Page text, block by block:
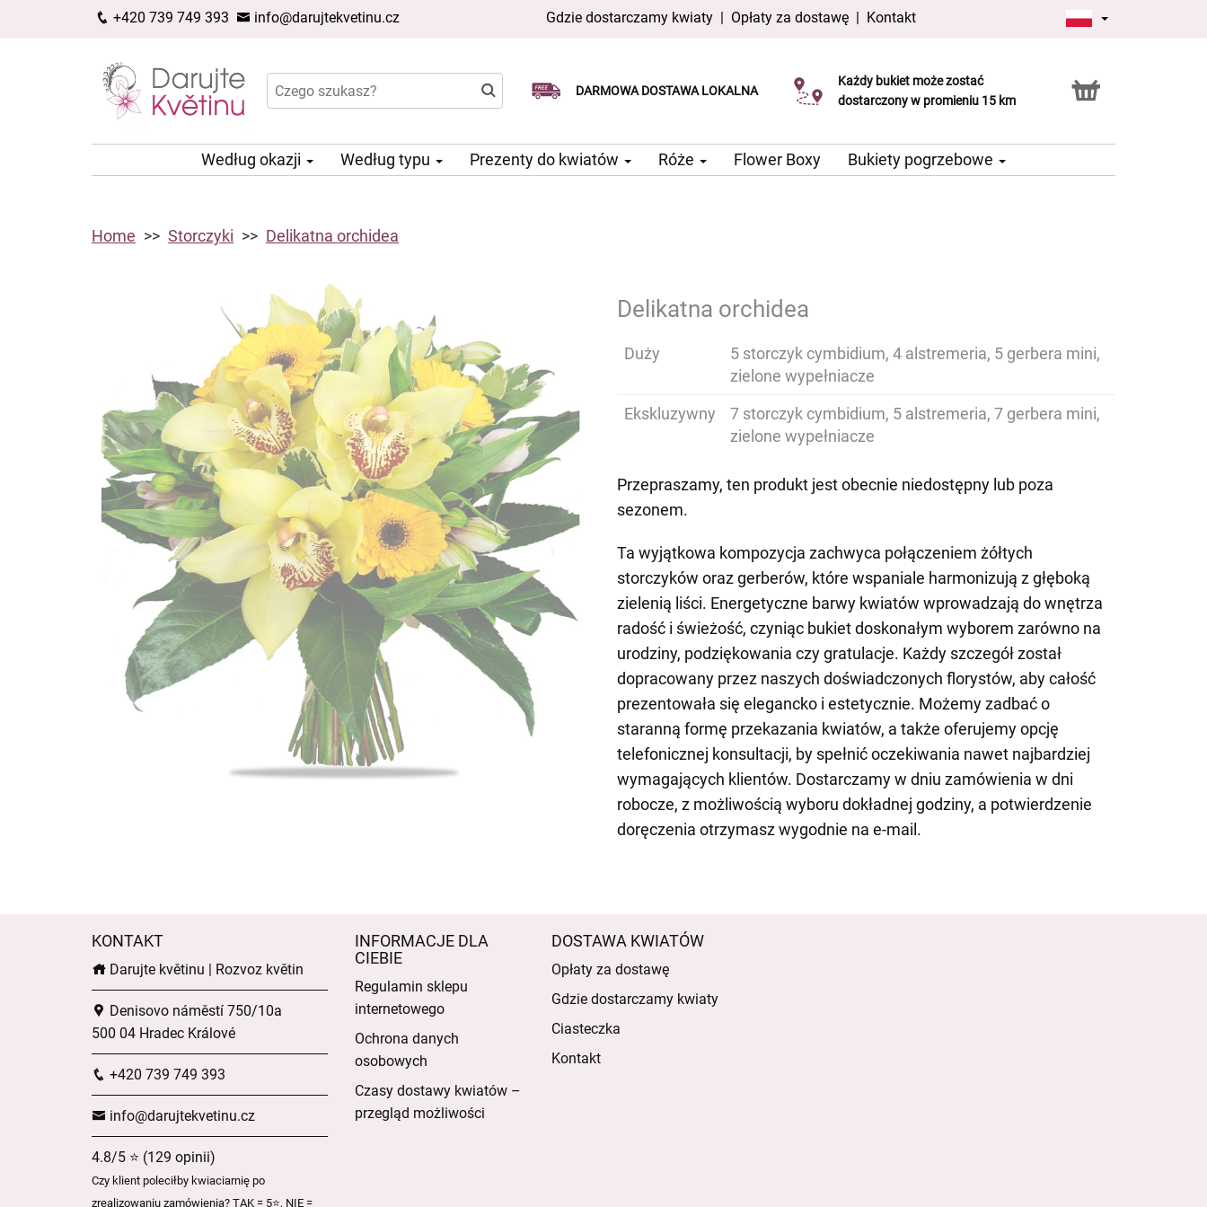
+420 739 749 393 info@darujtekvetinu.cz Gdzie dostarczamy kwiaty | Opłaty za dostawę | Kontakt
DARMOWA DOSTAWA LOKALNA
Dostawa tego samego dnia
Wybierz datę dostawy
Każdy bukiet może zostać
dostarczony w promieniu 15 km
Usługa Click & Collect
Według okazji Według typu Prezenty do kwiatów Róże Flower Boxy Bukiety pogrzebowe
Home Storczyki Delikatna orchidea
Delikatna orchidea
Duży
5 storczyk cymbidium, 4 alstremeria, 5 gerbera mini,
zielone wypełniacze
Ekskluzywny
7 storczyk cymbidium, 5 alstremeria, 7 gerbera mini,
zielone wypełniacze
Przepraszamy, ten produkt jest obecnie niedostępny lub poza
sezonem.
Ta wyjątkowa kompozycja zachwyca połączeniem żółtych
storczyków oraz gerberów, które wspaniale harmonizują z głęboką
zielenią liści. Energetyczne barwy kwiatów wprowadzają do wnętrza
radość i świeżość, czyniąc bukiet doskonałym wyborem zarówno na
urodziny, podziękowania czy gratulacje. Każdy szczegół został
dopracowany przez naszych doświadczonych florystów, aby całość
prezentowała się elegancko i estetycznie. Możemy zadbać o
staranną formę przekazania kwiatów, a także oferujemy opcję
telefonicznej konsultacji, by spełnić oczekiwania nawet najbardziej
wymagających klientów. Dostarczamy w dniu zamówienia w dni
robocze, z możliwością wyboru dokładnej godziny, a potwierdzenie
doręczenia otrzymasz wygodnie na e-mail.
KONTAKT
Darujte květinu | Rozvoz květin
Denisovo náměstí 750/10a
500 04 Hradec Králové
+420 739 749 393
info@darujtekvetinu.cz
4.8/5 ⭐ (129 opinii)
Czy klient poleciłby kwiaciarnię po
zrealizowaniu zamówienia? TAK = 5⭐, NIE =
INFORMACJE DLA
CIEBIE
Regulamin sklepu
internetowego
Ochrona danych
osobowych
Czasy dostawy kwiatów –
przegląd możliwości
DOSTAWA KWIATÓW
Opłaty za dostawę
Gdzie dostarczamy kwiaty
Ciasteczka
Kontakt